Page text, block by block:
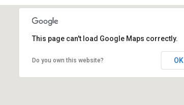
This page can't load Google Maps correctly.
Do you own this website? OK